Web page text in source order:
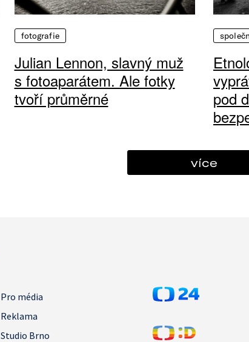
fotografie
Julian Lennon, slavný muž
s fotoaparátem. Ale fotky
tvoří průměrné
pod
více
Pro média
Reklama
Studio Brno